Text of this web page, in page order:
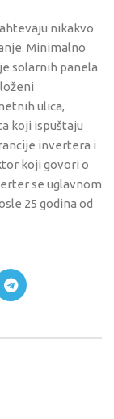
nikakvo
Minimalno
solarnih panela
ulica,
koji ispuštaju
invertera i
koji govori o
se uglavnom
25 godina od